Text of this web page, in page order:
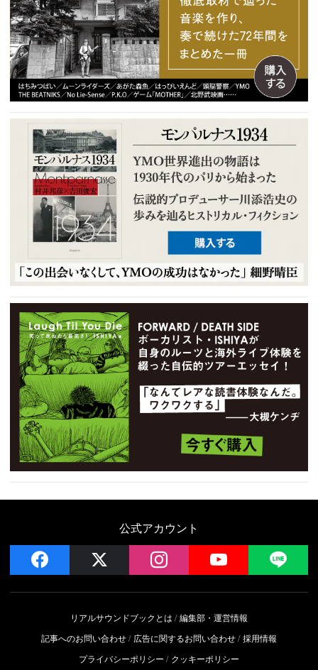
公式アカウント
facebook instagram YouTube
リアルサウンドブックとは
編集部・運営情報
記事へのお問い合わせ
広告に関するお問い合わせ 採用情報
プライバシーポリシー
クッキーポリシー